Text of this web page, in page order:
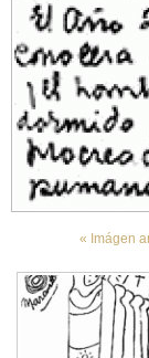
« Imágen